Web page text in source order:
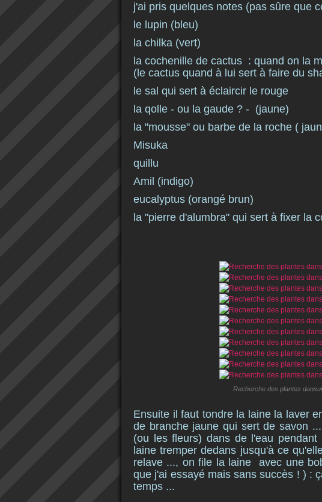
j'ai pris quelques notes (pas sûre que
le lupin (bleu)
la chilka (vert)
la cochenille de cactus : quand on la
(le cactus quand à lui sert à faire du
le sal qui sert à éclaircir le rouge
la qolle - ou la gaude ? - (jaune)
la "mousse" ou barbe de la roche (
Misuka
quillu
Amil (indigo)
eucalyptus (orangé brun)
la "pierre d'alumbra" qui sert à fixer la
Recherche des plantes
Ensuite il faut tondre la laine la laver
de branche jaune qui sert de savon
(ou les fleurs) dans de l'eau
laine tremper dedans jusqu'à ce
relave ..., on file la laine avec une
que j'ai essayé mais sans succès ! ) :
temps ...